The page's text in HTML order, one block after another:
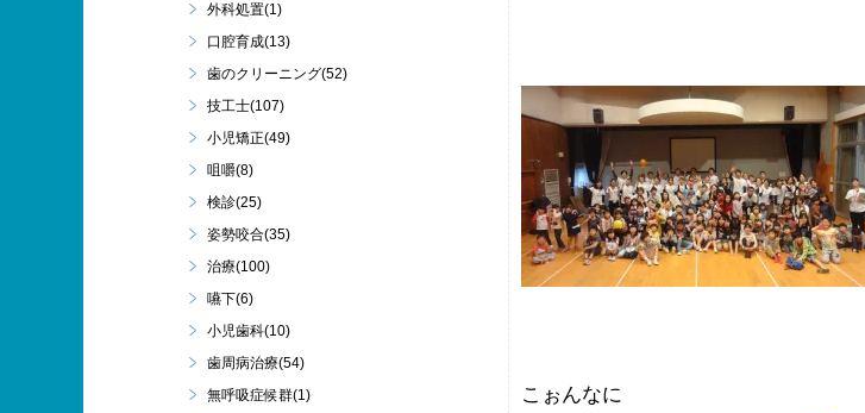
こぉんなに
外科処置(1)
口腔育成(13)
歯のクリーニング(52)
技工士(107)
小児矯正(49)
咀嚼(8)
検診(25)
姿勢咬合(35)
治療(100)
嚥下(6)
小児歯科(10)
歯周病治療(54)
無呼吸症候群(1)